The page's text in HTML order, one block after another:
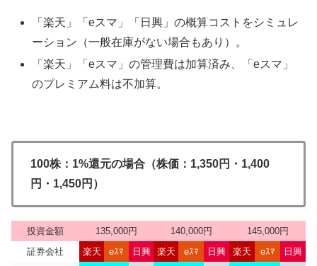
「楽天」「eスマ」「日興」の概算コストをシミュレ
ーション（一般在庫がない場合もあり）。
「楽天」「eスマ」の管理費は加算済み、「eスマ」
のプレミアム料は不加算。
100株：1%還元の場合（株価：1,350円・1,400
円・1,450円）
投資金額 135,000円 140,000円
145,000円
証券会社
楽天 eｽﾏ 日興 楽天 eｽﾏ 日興 楽天 eｽﾏ 日興